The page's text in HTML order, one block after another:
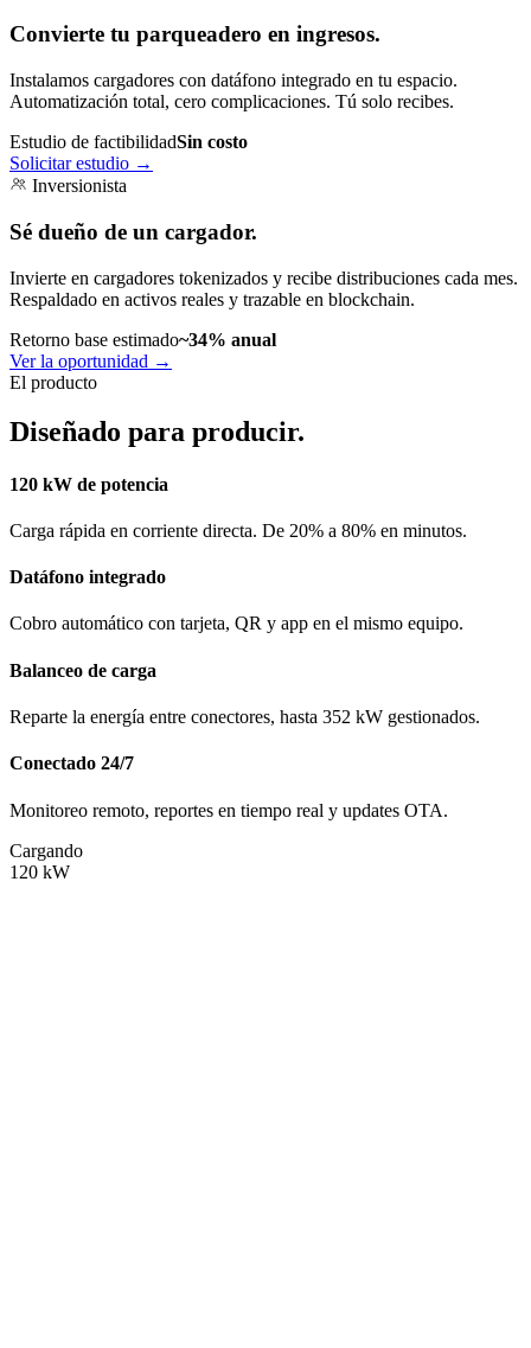
Convierte tu parqueadero en ingresos.
Instalamos cargadores con datáfono integrado en tu espacio.
Automatización total, cero complicaciones. Tú solo recibes.
Estudio de factibilidadSin costo
Solicitar estudio →
Inversionista
Sé dueño de un cargador.
Invierte en cargadores tokenizados y recibe distribuciones cada mes.
Respaldado en activos reales y trazable en blockchain.
Retorno base estimado~34% anual
Ver la oportunidad →
El producto
Diseñado para producir.
120 kW de potencia
Carga rápida en corriente directa. De 20% a 80% en minutos.
Datáfono integrado
Cobro automático con tarjeta, QR y app en el mismo equipo.
Balanceo de carga
Reparte la energía entre conectores, hasta 352 kW gestionados.
Conectado 24/7
Monitoreo remoto, reportes en tiempo real y updates OTA.
Cargando
120 kW